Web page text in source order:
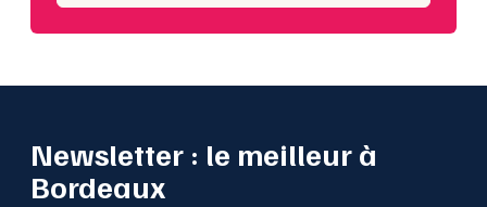
Newsletter : le meilleur à
Bordeaux